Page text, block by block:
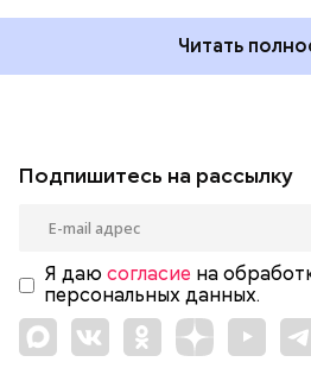
Читать
Подпишитесь на рассылку
Я даю согласие на
персональных данных.